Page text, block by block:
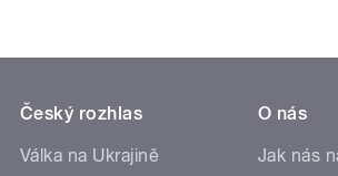
Český rozhlas
Válka na Ukrajině
O nás
Jak nás